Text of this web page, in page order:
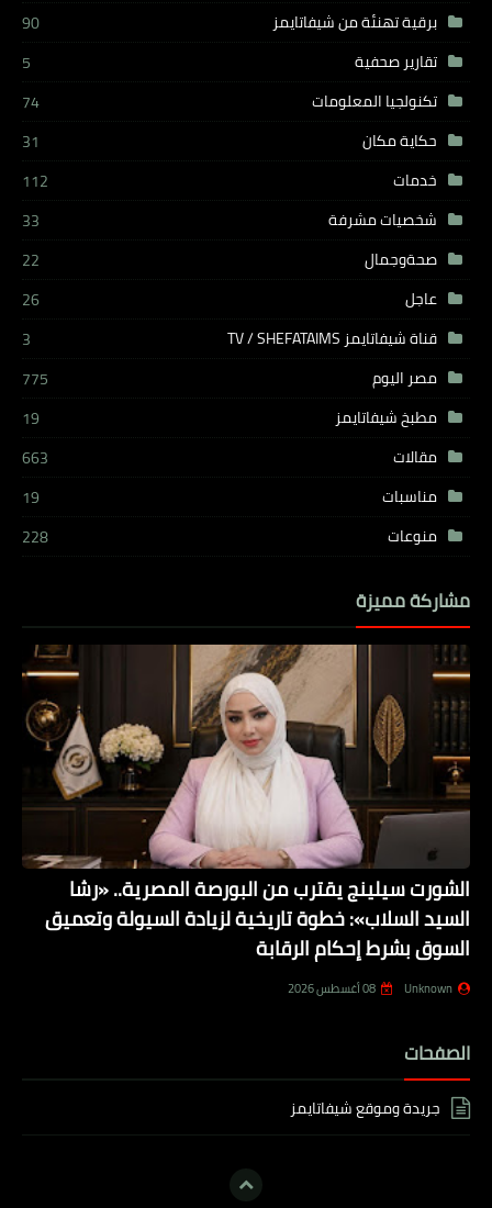
برقية تهنئة من شيفاتايمز
90
تقارير صحفية
5
تكنولجيا المعلومات
74
حكاية مكان
31
خدمات
112
شخصيات مشرفة
33
صحةوجمال
22
عاجل
26
قناة شيفاتايمز TV / SHEFATAIMS
3
مصر اليوم
775
مطبخ شيفاتايمز
19
مقالات
663
مناسبات
19
منوعات
228
مشاركة مميزة
الشورت سيلينج يقترب من البورصة المصرية.. «رشا
السيد السلاب»: خطوة تاريخية لزيادة السيولة وتعميق
السوق بشرط إحكام الرقابة
Unknown 08 أغسطس 2026
الصفحات
جريدة وموقع شيفاتايمز